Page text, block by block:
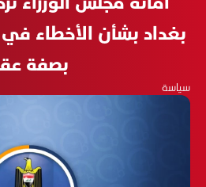
بغداد بشأن الأخطاء
بصفة
سياسة